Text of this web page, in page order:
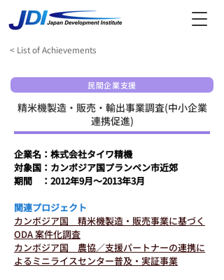
< List of Achievements
民間企業支援
精米機製造・販売・輸出事業調査(中小企業
連携促進)
企業名：株式会社タイワ精機
対象国：カンボジア国プランペン市近郊
​期間　：2012年9月～2013年3月
関連プロジェクト
カンボジア国　精米機製造・販売事業に基づく
ODA 案件化調査
カンボジア国　農協／支援パートナーの連携に
よるミニライスセンター普及・実証事業